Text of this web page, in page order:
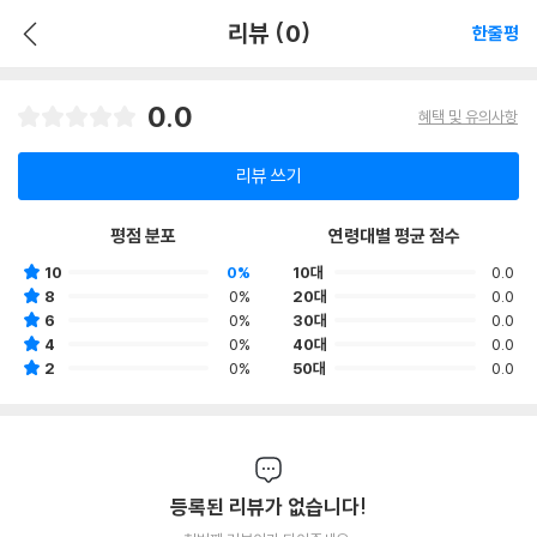
리뷰 (0) 한줄평
0.0 혜택 및 유의사항
리뷰 쓰기
평점 분포
10
0%
8
0%
6
0%
4
0%
2
0%
연령대별 평균 점수
10대
0.0
20대
0.0
30대
0.0
40대
0.0
50대
0.0
등록된 리뷰가 없습니다!